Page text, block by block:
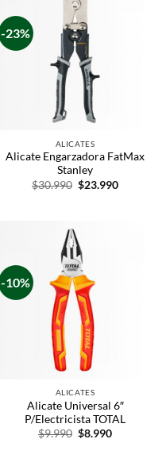
-23%
ALICATES
Alicate Engarzadora FatMax
Stanley
$30.990 $23.990
-10%
ALICATES
Alicate Universal 6″
P/Electricista TOTAL
$9.990 $8.990